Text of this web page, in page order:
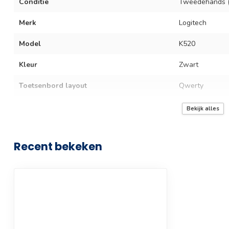
Conditie Tweedehands
Merk Logitech
Model K520
Kleur Zwart
Toetsenbord layout Qwerty
USB Ontvanger
Bekijk alles
Recent bekeken